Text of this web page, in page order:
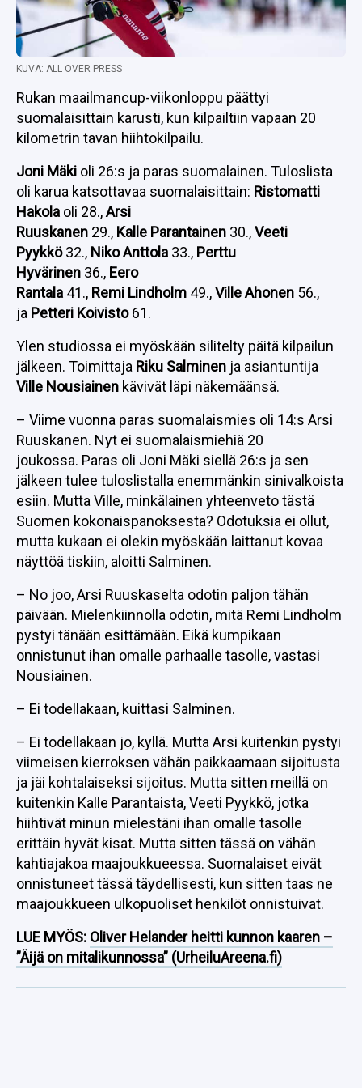
KUVA: ALL OVER PRESS
Rukan maailmancup-viikonloppu päättyi
suomalaisittain karusti, kun kilpailtiin vapaan 20
kilometrin tavan hiihtokilpailu.
Joni Mäki oli 26:s ja paras suomalainen. Tuloslista
oli karua katsottavaa suomalaisittain: Ristomatti
Hakola oli 28.,Arsi
Ruuskanen 29., Kalle Parantainen 30.,Veeti
Pyykkö32., Niko Anttola 33., Perttu
Hyvärinen 36., Eero
Rantala 41., Remi Lindholm 49.,Ville Ahonen 56.,
ja Petteri Koivisto61.
Ylen studiossa ei myöskään silitelty päitä kilpailun
jälkeen. Toimittaja Riku Salminen ja asiantuntija
Ville Nousiainen kävivät läpi näkemäänsä.
– Viime vuonna paras suomalaismies oli 14:s Arsi
Ruuskanen. Nyt ei suomalaismiehiä 20
joukossa. Paras oli Joni Mäki siellä 26:s ja sen
jälkeen tulee tuloslistalla enemmänkin sinivalkoista
esiin. Mutta Ville, minkälainen yhteenveto tästä
Suomen kokonaispanoksesta? Odotuksia ei ollut,
mutta kukaan ei olekin myöskään laittanut kovaa
näyttöä tiskiin, aloitti Salminen.
– No joo, Arsi Ruuskaselta odotin paljon tähän
päivään. Mielenkiinnolla odotin, mitä Remi Lindholm
pystyi tänään esittämään. Eikä kumpikaan
onnistunut ihan omalle parhaalle tasolle, vastasi
Nousiainen.
– Ei todellakaan, kuittasi Salminen.
– Ei todellakaan jo, kyllä. Mutta Arsi kuitenkin pystyi
viimeisen kierroksen vähän paikkaamaan sijoitusta
ja jäi kohtalaiseksi sijoitus. Mutta sitten meillä on
kuitenkin Kalle Parantaista, Veeti Pyykkö, jotka
hiihtivät minun mielestäni ihan omalle tasolle
erittäin hyvät kisat. Mutta sitten tässä on vähän
kahtiajakoa maajoukkueessa. Suomalaiset eivät
onnistuneet tässä täydellisesti, kun sitten taas ne
maajoukkueen ulkopuoliset henkilöt onnistuivat.
LUE MYÖS: Oliver Helander heitti kunnon kaaren –
”Äijä on mitalikunnossa” (UrheiluAreena.fi)